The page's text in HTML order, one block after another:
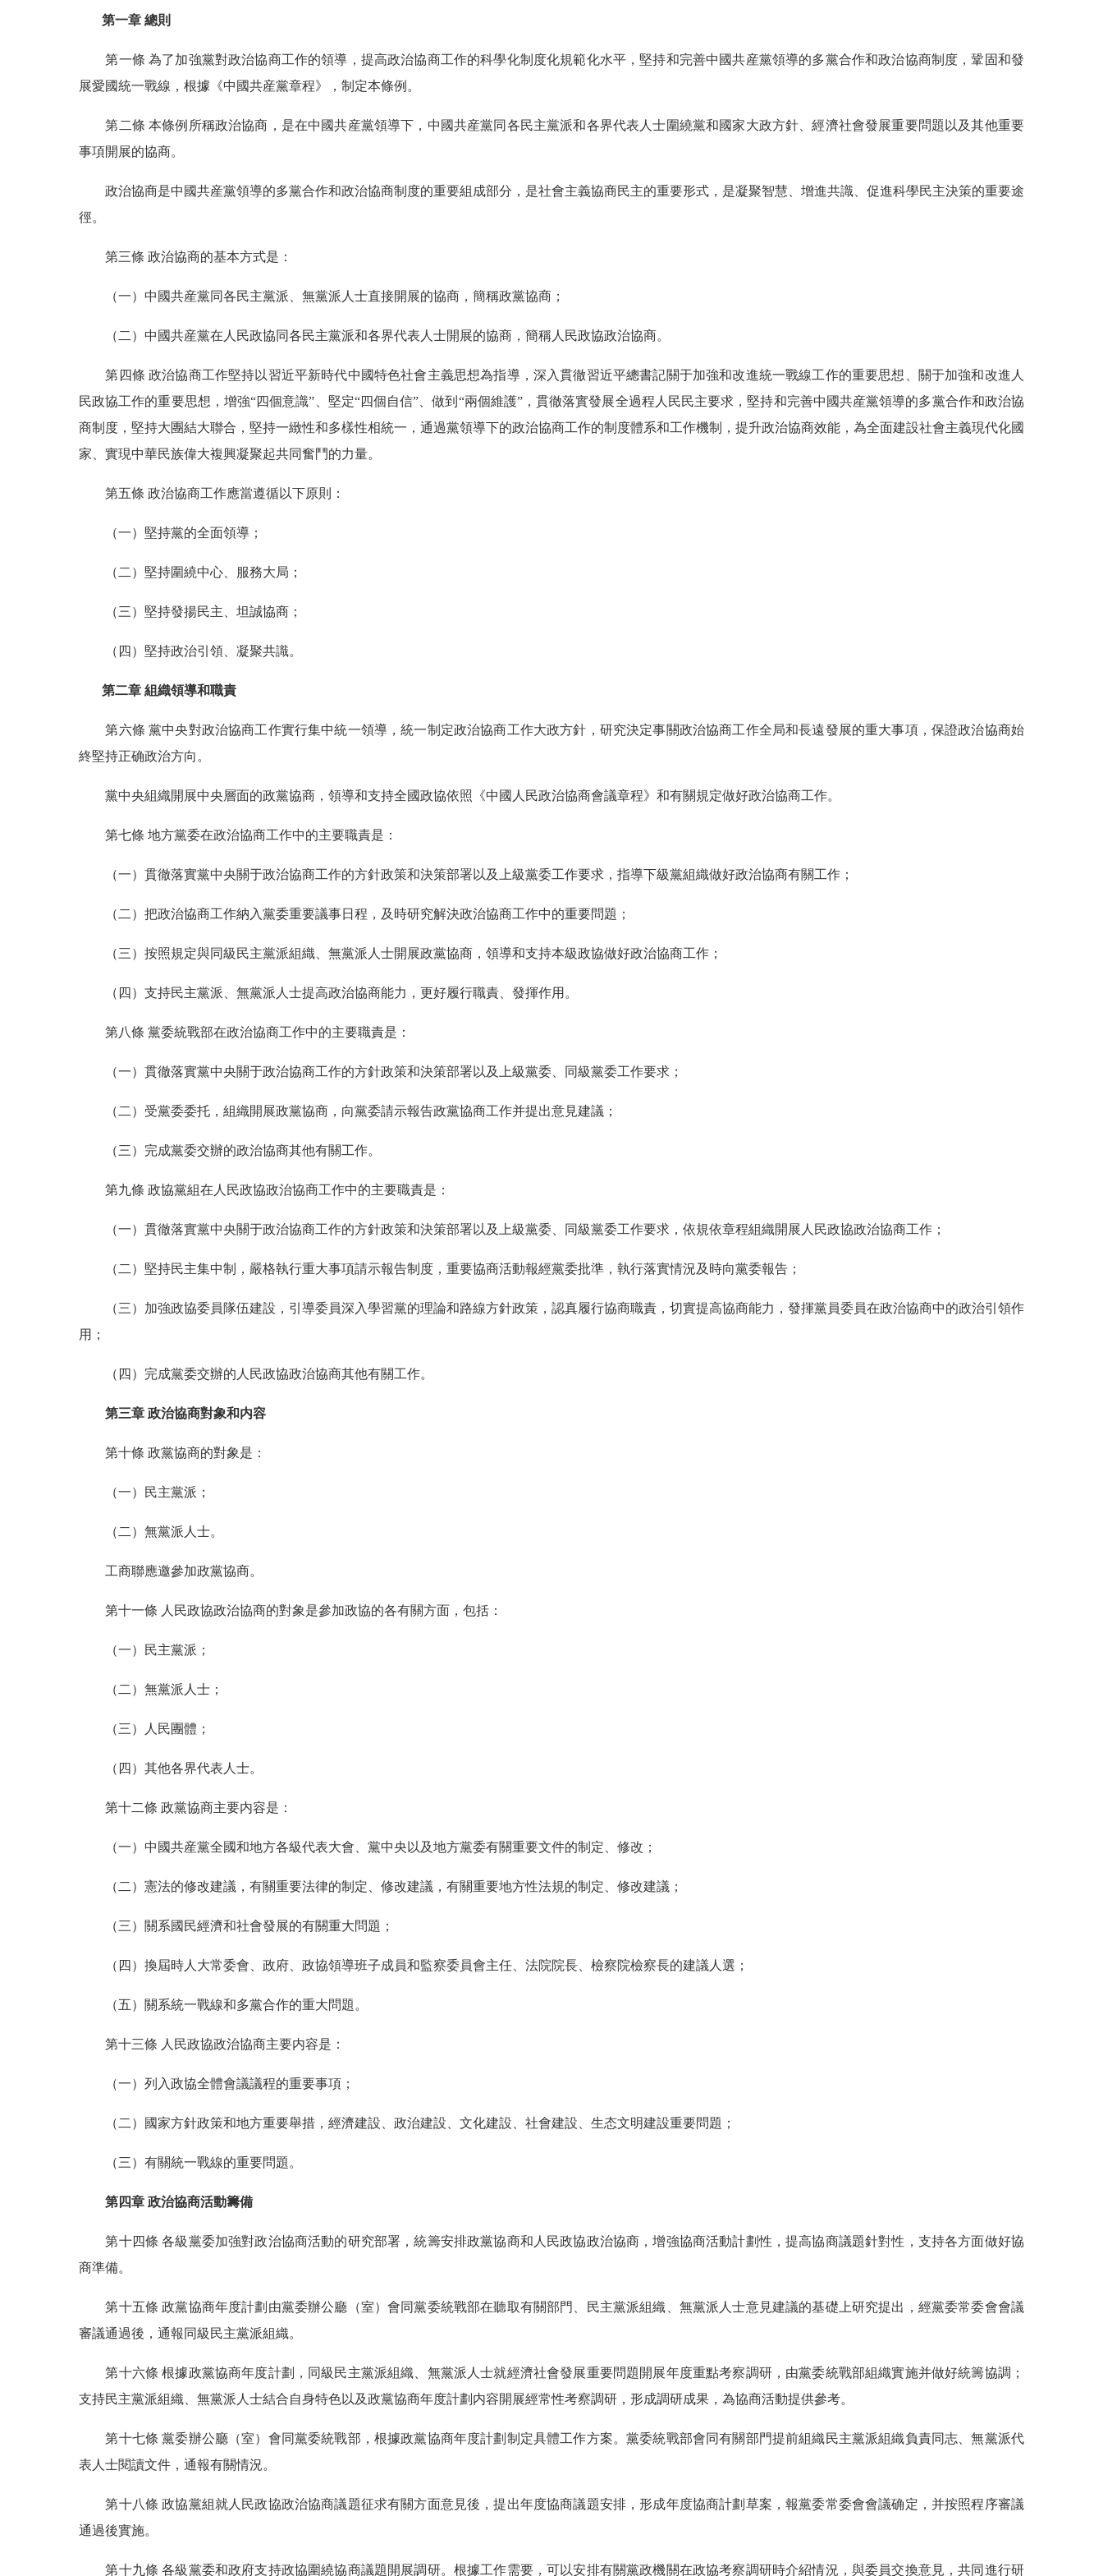
第一章 總則
第一條 為了加強黨對政治協商工作的領導，提高政治協商工作的科學化制度化規範化水平，堅持和完善中國共産黨領導的多黨合作和政治協商制度，鞏固和發
展愛國統一戰線，根據《中國共産黨章程》，制定本條例。
第二條 本條例所稱政治協商，是在中國共産黨領導下，中國共産黨同各民主黨派和各界代表人士圍繞黨和國家大政方針、經濟社會發展重要問題以及其他重要
事項開展的協商。
政治協商是中國共産黨領導的多黨合作和政治協商制度的重要組成部分，是社會主義協商民主的重要形式，是凝聚智慧、增進共識、促進科學民主決策的重要途
徑。
第三條 政治協商的基本方式是：
（一）中國共産黨同各民主黨派、無黨派人士直接開展的協商，簡稱政黨協商；
（二）中國共産黨在人民政協同各民主黨派和各界代表人士開展的協商，簡稱人民政協政治協商。
第四條 政治協商工作堅持以習近平新時代中國特色社會主義思想為指導，深入貫徹習近平總書記關于加強和改進統一戰線工作的重要思想、關于加強和改進人
民政協工作的重要思想，增強“四個意識”、堅定“四個自信”、做到“兩個維護”，貫徹落實發展全過程人民民主要求，堅持和完善中國共産黨領導的多黨合作和政治協
商制度，堅持大團結大聯合，堅持一緻性和多樣性相統一，通過黨領導下的政治協商工作的制度體系和工作機制，提升政治協商效能，為全面建設社會主義現代化國
家、實現中華民族偉大複興凝聚起共同奮鬥的力量。
第五條 政治協商工作應當遵循以下原則：
（一）堅持黨的全面領導；
（二）堅持圍繞中心、服務大局；
（三）堅持發揚民主、坦誠協商；
（四）堅持政治引領、凝聚共識。
第二章 組織領導和職責
第六條 黨中央對政治協商工作實行集中統一領導，統一制定政治協商工作大政方針，研究決定事關政治協商工作全局和長遠發展的重大事項，保證政治協商始
終堅持正确政治方向。
黨中央組織開展中央層面的政黨協商，領導和支持全國政協依照《中國人民政治協商會議章程》和有關規定做好政治協商工作。
第七條 地方黨委在政治協商工作中的主要職責是：
（一）貫徹落實黨中央關于政治協商工作的方針政策和決策部署以及上級黨委工作要求，指導下級黨組織做好政治協商有關工作；
（二）把政治協商工作納入黨委重要議事日程，及時研究解決政治協商工作中的重要問題；
（三）按照規定與同級民主黨派組織、無黨派人士開展政黨協商，領導和支持本級政協做好政治協商工作；
（四）支持民主黨派、無黨派人士提高政治協商能力，更好履行職責、發揮作用。
第八條 黨委統戰部在政治協商工作中的主要職責是：
（一）貫徹落實黨中央關于政治協商工作的方針政策和決策部署以及上級黨委、同級黨委工作要求；
（二）受黨委委托，組織開展政黨協商，向黨委請示報告政黨協商工作并提出意見建議；
（三）完成黨委交辦的政治協商其他有關工作。
第九條 政協黨組在人民政協政治協商工作中的主要職責是：
（一）貫徹落實黨中央關于政治協商工作的方針政策和決策部署以及上級黨委、同級黨委工作要求，依規依章程組織開展人民政協政治協商工作；
（二）堅持民主集中制，嚴格執行重大事項請示報告制度，重要協商活動報經黨委批準，執行落實情況及時向黨委報告；
（三）加強政協委員隊伍建設，引導委員深入學習黨的理論和路線方針政策，認真履行協商職責，切實提高協商能力，發揮黨員委員在政治協商中的政治引領作
用；
（四）完成黨委交辦的人民政協政治協商其他有關工作。
第三章 政治協商對象和内容
第十條 政黨協商的對象是：
（一）民主黨派；
（二）無黨派人士。
工商聯應邀參加政黨協商。
第十一條 人民政協政治協商的對象是參加政協的各有關方面，包括：
（一）民主黨派；
（二）無黨派人士；
（三）人民團體；
（四）其他各界代表人士。
第十二條 政黨協商主要内容是：
（一）中國共産黨全國和地方各級代表大會、黨中央以及地方黨委有關重要文件的制定、修改；
（二）憲法的修改建議，有關重要法律的制定、修改建議，有關重要地方性法規的制定、修改建議；
（三）關系國民經濟和社會發展的有關重大問題；
（四）換屆時人大常委會、政府、政協領導班子成員和監察委員會主任、法院院長、檢察院檢察長的建議人選；
（五）關系統一戰線和多黨合作的重大問題。
第十三條 人民政協政治協商主要内容是：
（一）列入政協全體會議議程的重要事項；
（二）國家方針政策和地方重要舉措，經濟建設、政治建設、文化建設、社會建設、生态文明建設重要問題；
（三）有關統一戰線的重要問題。
第四章 政治協商活動籌備
第十四條 各級黨委加強對政治協商活動的研究部署，統籌安排政黨協商和人民政協政治協商，增強協商活動計劃性，提高協商議題針對性，支持各方面做好協
商準備。
第十五條 政黨協商年度計劃由黨委辦公廳（室）會同黨委統戰部在聽取有關部門、民主黨派組織、無黨派人士意見建議的基礎上研究提出，經黨委常委會會議
審議通過後，通報同級民主黨派組織。
第十六條 根據政黨協商年度計劃，同級民主黨派組織、無黨派人士就經濟社會發展重要問題開展年度重點考察調研，由黨委統戰部組織實施并做好統籌協調；
支持民主黨派組織、無黨派人士結合自身特色以及政黨協商年度計劃内容開展經常性考察調研，形成調研成果，為協商活動提供參考。
第十七條 黨委辦公廳（室）會同黨委統戰部，根據政黨協商年度計劃制定具體工作方案。黨委統戰部會同有關部門提前組織民主黨派組織負責同志、無黨派代
表人士閱讀文件，通報有關情況。
第十八條 政協黨組就人民政協政治協商議題征求有關方面意見後，提出年度協商議題安排，形成年度協商計劃草案，報黨委常委會會議确定，并按照程序審議
通過後實施。
第十九條 各級黨委和政府支持政協圍繞協商議題開展調研。根據工作需要，可以安排有關黨政機關在政協考察調研時介紹情況，與委員交換意見，共同進行研